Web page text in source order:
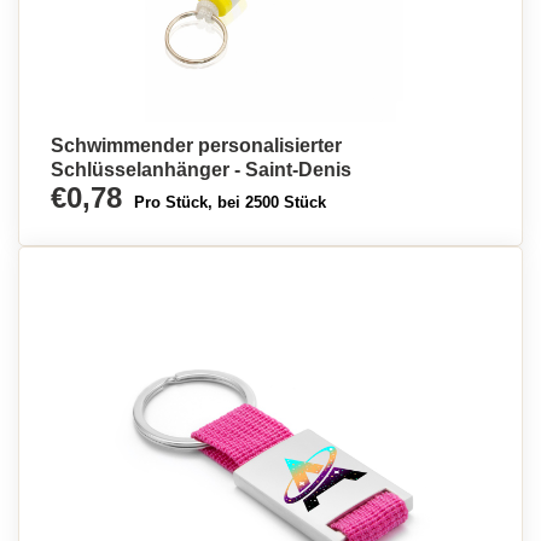
Schwimmender personalisierter
Schlüsselanhänger - Saint-Denis
€0,78 Pro Stück, bei 2500 Stück